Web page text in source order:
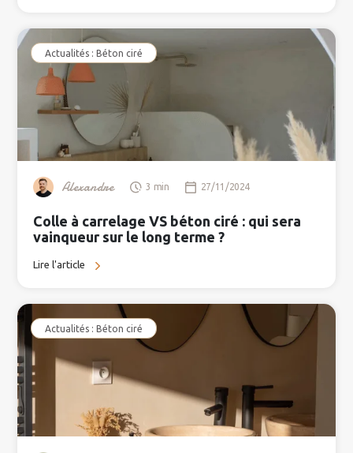
Actualités : Béton ciré
Alexandre 3 min 27/11/2024
Colle à carrelage VS béton ciré : qui sera
vainqueur sur le long terme ?
Lire l'article
Actualités : Béton ciré